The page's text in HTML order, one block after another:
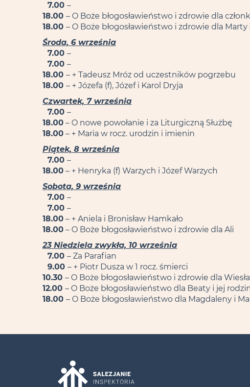
7.00 –
18.00 – O Boże błogosławieństwo i zdrowie dla
18.00 – O Boże błogosławieństwo i zdrowie dla
Środa, 6 września
7.00 –
7.00 –
18.00 – + Tadeusz Mróz od uczestników pogrzebu
18.00 – + Józefa (f), Józef i Karol Dryja
Czwartek, 7 września
7.00 –
18.00 – O nowe powołanie i za Liturgiczną Służbę
18.00 – + Maria w rocz. urodzin i imienin
Piątek, 8 września
7.00 –
18.00 – + Henryka (f) Warzych i Józef Warzych
Sobota, 9 września
7.00 –
7.00 –
18.00 – + Aniela i Bronisław Hamkało
18.00 – O Boże błogosławieństwo i zdrowie dla Ali
23 Niedziela zwykła, 10 września
7.00 – Za Parafian
9.00 – + Piotr Dusza w 1 rocz. śmierci
10.30 – O Boże błogosławieństwo i zdrowie dla
12.00 – O Boże błogosławieństwo dla Beaty i jej
18.00 – O Boże błogosławieństwo dla Magdaleny i